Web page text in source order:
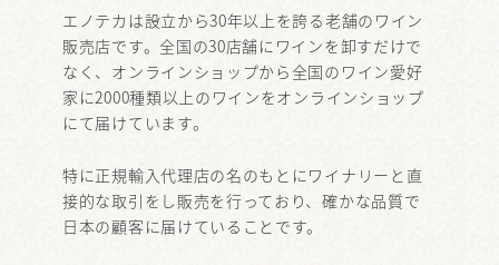
エノテカは設立から30年以上を誇る老舗のワイン
販売店です。全国の30店舗にワインを卸すだけで
なく、オンラインショップから全国のワイン愛好
家に2000種類以上のワインをオンラインショップ
にて届けています。
特に正規輸入代理店の名のもとにワイナリーと直
接的な取引をし販売を行っており、確かな品質で
日本の顧客に届けていることです。